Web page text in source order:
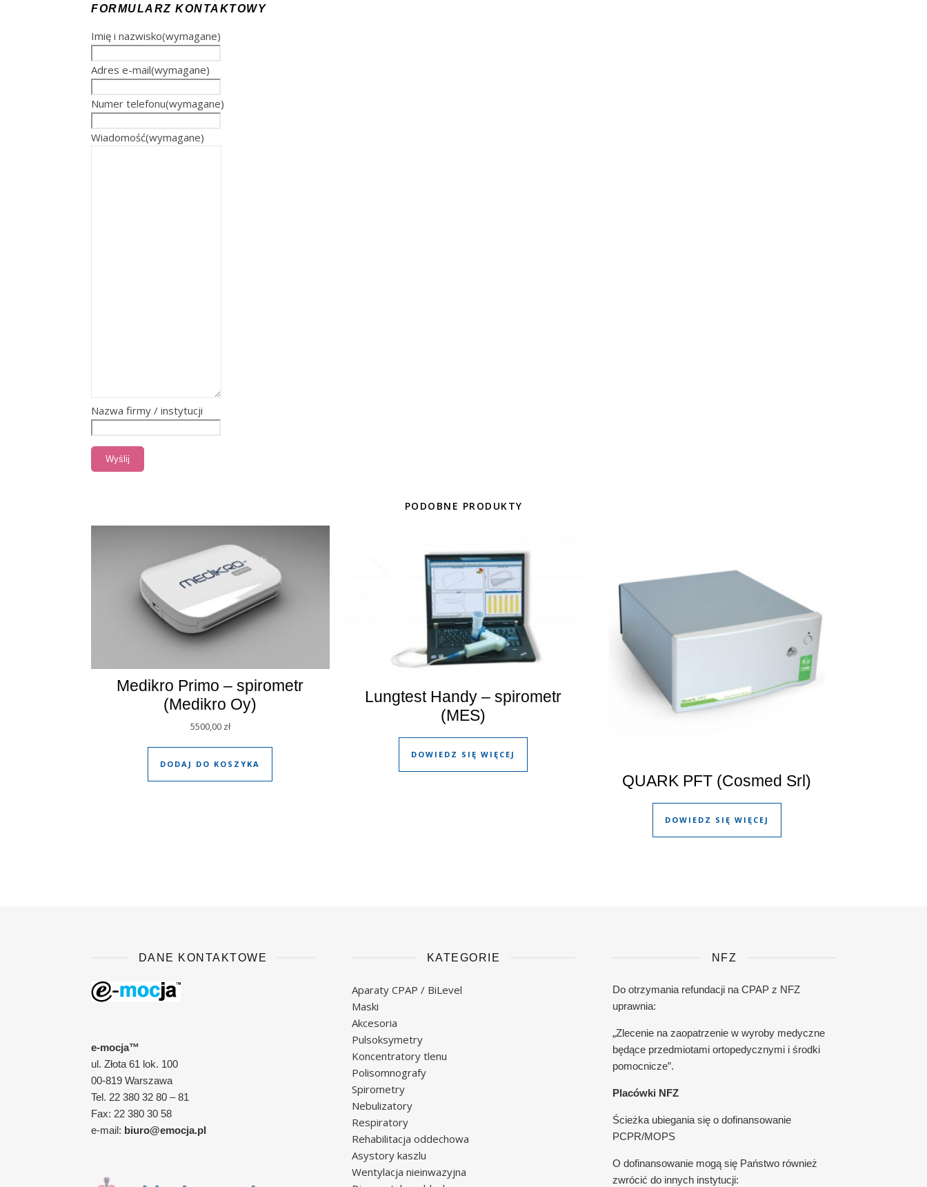
FORMULARZ KONTAKTOWY
Imię i nazwisko(wymagane)
Adres e-mail(wymagane)
Numer telefonu(wymagane)
Wiadomość(wymagane)
Nazwa firmy / instytucji
Wyślij
PODOBNE PRODUKTY
Medikro Primo – spirometr
(Medikro Oy)
5500,00 zł
DODAJ DO KOSZYKA
Lungtest Handy – spirometr
(MES)
DOWIEDZ SIĘ WIĘCEJ
QUARK PFT (Cosmed Srl)
DOWIEDZ SIĘ WIĘCEJ
DANE KONTAKTOWE
e-mocja™
ul. Złota 61 lok. 100
00-819 Warszawa
Tel. 22 380 32 80 – 81
Fax: 22 380 30 58
e-mail: biuro@emocja.pl
KATEGORIE
Aparaty CPAP / BiLevel
Maski
Akcesoria
Pulsoksymetry
Koncentratory tlenu
Polisomnografy
Spirometry
Nebulizatory
Respiratory
Rehabilitacja oddechowa
Asystory kaszlu
Wentylacja nieinwazyjna
NFZ
Do otrzymania refundacji na CPAP z NFZ
uprawnia:
„Zlecenie na zaopatrzenie w wyroby medyczne
będące przedmiotami ortopedycznymi i środki
pomocnicze”.
Placówki NFZ
Ścieżka ubiegania się o dofinansowanie
PCPR/MOPS
O dofinansowanie mogą się Państwo również
zwrócić do innych instytucji: